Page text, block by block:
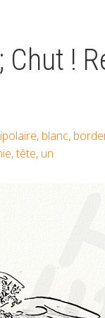
!
, blanc,
,tête, un